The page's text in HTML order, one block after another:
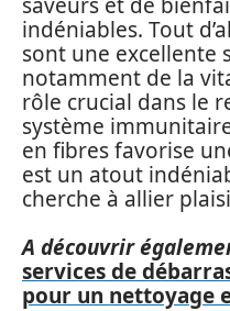
indéniables. Tout
sont une excellente
notamment de la
rôle crucial dans le
système
en fibres favorise
est un atout
cherche à allier
A découvrir
services de
pour un nettoyage